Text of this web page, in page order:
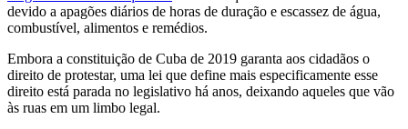
devido a apagões diários de horas de duração e escassez de água,
combustível, alimentos e remédios.
Embora a constituição de Cuba de 2019 garanta aos cidadãos o
direito de protestar, uma lei que define mais especificamente esse
direito está parada no legislativo há anos, deixando aqueles que vão
às ruas em um limbo legal.